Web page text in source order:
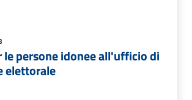
le persone idonee all'ufficio di
elettorale